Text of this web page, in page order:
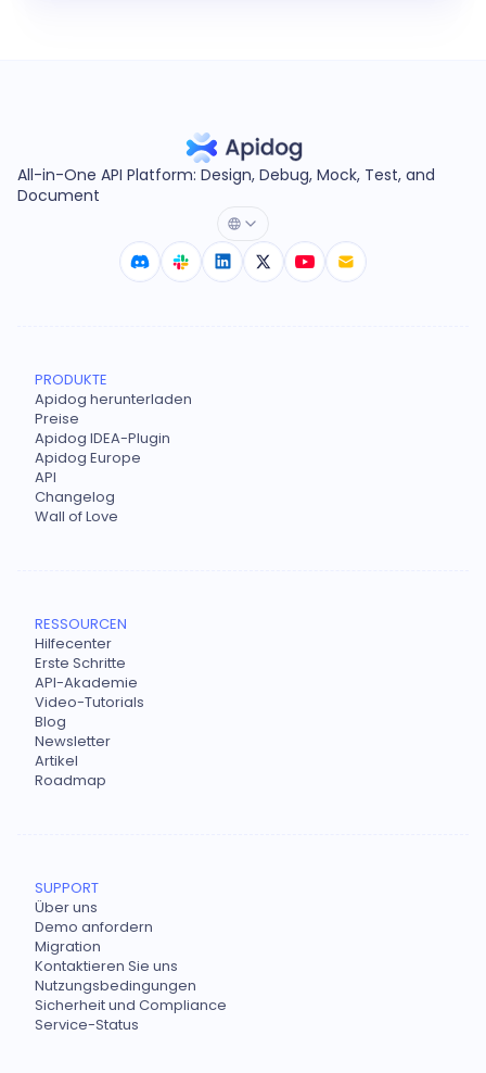
All-in-One API Platform: Design, Debug, Mock, Test, and
Document
PRODUKTE
Apidog herunterladen
Preise
Apidog IDEA-Plugin
Apidog Europe
API
Changelog
Wall of Love
RESSOURCEN
Hilfecenter
Erste Schritte
API-Akademie
Video-Tutorials
Blog
Newsletter
Artikel
Roadmap
SUPPORT
Über uns
Demo anfordern
Migration
Kontaktieren Sie uns
Nutzungsbedingungen
Sicherheit und Compliance
Service-Status